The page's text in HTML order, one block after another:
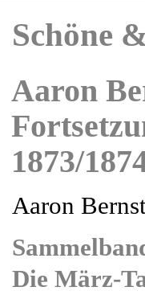
Schöne
Aaron
1873/
Aaron
Die März-